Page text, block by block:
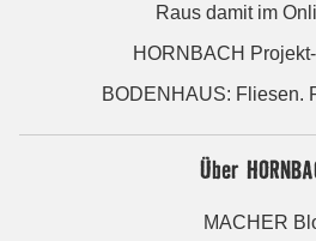
Raus damit im
HORNBACH
BODENHAUS: Fliesen.
Über
MACHER